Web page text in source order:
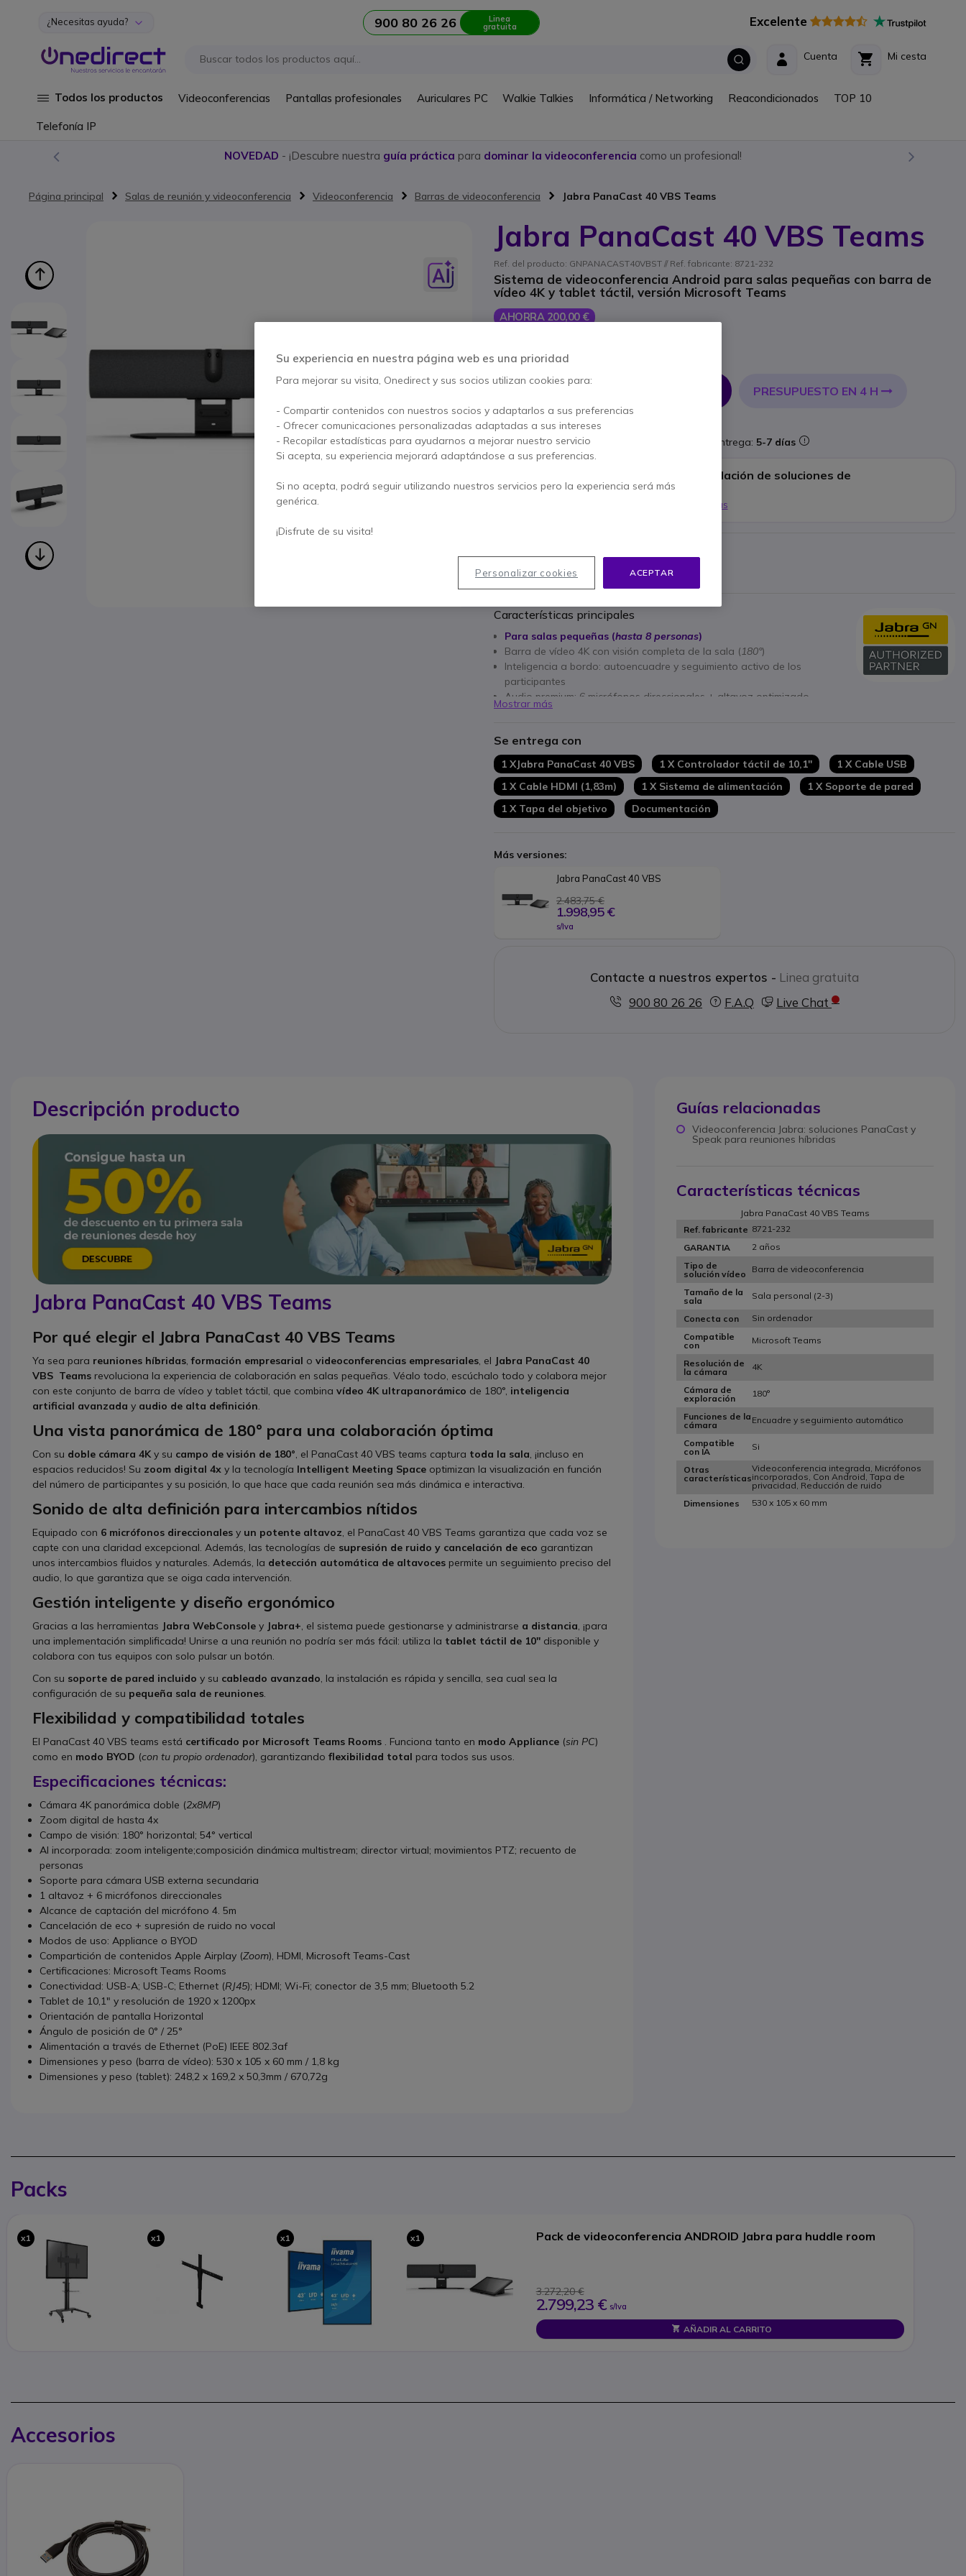
Ir al contenido
¿Necesitas ayuda? 900 80 26 26 Linea
gratuita Excelente
Mi cesta
Cuenta
Todos los productos Videoconferencias Pantallas profesionales Auriculares PC Walkie Talkies Informática / Networking Reacondicionados TOP 10
Telefonía IP
NOVEDAD - ¡Descubre nuestra guía práctica para dominar la videoconferencia como un profesional!
Página principal Salas de reunión y videoconferencia Videoconferencia Barras de videoconferencia Jabra PanaCast 40 VBS Teams
Jabra PanaCast 40 VBS Teams
Ref. del producto: GNPANACAST40VBST // Ref. fabricante: 8721-232
Sistema de videoconferencia Android para salas pequeñas con barra de
vídeo 4K y tablet táctil, versión Microsoft Teams
AHORRA 200,00 €
1999,95 €
Cantidad
PRESUPUESTO EN 4 H
No está disponible
3 productos en stock plataforma
Entrega: 5-7 días
Servicio de asistencia para la instalación de soluciones de
videoconferencia
Mostrar más
Paga en 3 pagos de
806,65 € Mostrar más
Características principales
Para salas pequeñas (hasta 8 personas)
Barra de vídeo 4K con visión completa de la sala (180°)
Inteligencia a bordo: autoencuadre y seguimiento activo de los
participantes
Audio premium: 6 micrófonos direccionales + altavoz optimizado
Aparato (autónomo
botón!
Conectividad completa: Wi-Fi, Bluetooth 5.2, Ethernet, USB-C, HDMI, ,..
Version Microsoft Teams
Mostrar más
Se entrega con
1 XJabra PanaCast 40 VBS 1 X Controlador táctil de 10,1''
1 X Cable USB
1 X Cable HDMI (1,83m)
1 X Sistema de alimentación
1 X Soporte de pared
1 X Tapa del objetivo
Documentación
Más versiones:
Jabra PanaCast 40 VBS
2.483,75 €
1.998,95 €
s/Iva
Contacte a nuestros expertos - Linea gratuita
900 80 26 26
F.A.Q Live Chat
Descripción producto
Jabra PanaCast 40 VBS Teams
Por qué elegir el Jabra PanaCast 40 VBS Teams
Ya sea para reuniones híbridas ,formación empresarial o videoconferencias empresariales , el Jabra PanaCast 40
VBS Teams revoluciona la experiencia de colaboración en salas pequeñas. Véalo todo, escúchalo todo y colabora mejor
con este conjunto de barra de vídeo y tablet táctil, que combina vídeo 4K ultrapanorámico de 180°, inteligencia
artificial avanzada y audio de alta definición
Una vista panorámica de 180° para una colaboración óptima
Con su doble cámara 4K y su campo de visión de 180° , el PanaCast 40 VBS teams captura toda la sala , ¡incluso en
espacios reducidos! Su zoom digital 4x y la tecnología Intelligent Meeting Space optimizan la visualización en función
del número de participantes y su posición, lo que hace que cada reunión sea más dinámica e interactiva.
Sonido de alta definición para intercambios nítidos
Equipado con 6 micrófonos direccionales y un potente altavoz , el PanaCast 40 VBS Teams garantiza que cada voz se
capte con una claridad excepcional. Además, las tecnologías de supresión de ruido y cancelación de eco garantizan
unos intercambios fluidos y naturales. Además, la detección automática de altavoces permite un seguimiento preciso del
audio, lo que garantiza que se oiga cada intervención.
Gestión inteligente y diseño ergonómico
Gracias a las herramientas Jabra WebConsole y Jabra+ , el sistema puede gestionarse y administrarse a distancia , ¡para
una implementación simplificada! Unirse a una reunión no podría ser más fácil: utiliza la tablet táctil de 10'' disponible y
colabora con tus equipos con solo pulsar un botón.
Con su soporte de pared incluido y su cableado avanzado , la instalación es rápida y sencilla, sea cual sea la
configuración de su pequeña sala de reuniones
Flexibilidad y compatibilidad totales
El PanaCast 40 VBS teams está certificado por Microsoft Teams Rooms . Funciona tanto en modo Appliance (sin PC)
como en modo BYOD (con tu propio ordenador), garantizando flexibilidad total para todos sus usos.
Especificaciones técnicas:
Cámara 4K panorámica doble (2x8MP)
Zoom digital de hasta 4x
Campo de visión: 180° horizontal; 54° vertical
AI incorporada: zoom inteligente;composición dinámica multistream; director virtual; movimientos PTZ; recuento de
personas
Soporte para cámara USB externa secundaria
1 altavoz + 6 micrófonos direccionales
Alcance de captación del micrófono 4. 5m
Cancelación de eco + supresión de ruido no vocal
Modos de uso: Appliance o BYOD
Compartición de contenidos Apple Airplay (Zoom), HDMI, Microsoft Teams-Cast
Certificaciones: Microsoft Teams Rooms
Conectividad: USB-A; USB-C; Ethernet (RJ45); HDMI; Wi-Fi; conector de 3,5 mm; Bluetooth 5.2
Tablet de 10,1″ y resolución de 1920 x 1200px
Orientación de pantalla Horizontal
Ángulo de posición de 0° / 25°
Alimentación a través de Ethernet (PoE) IEEE 802.3af
Dimensiones y peso (barra de vídeo): 530 x 105 x 60 mm / 1,8 kg
Dimensiones y peso (tablet): 248,2 x 169,2 x 50,3mm / 670,72g
Guías relacionadas
Videoconferencia Jabra: soluciones PanaCast y
Speak para reuniones híbridas
Características técnicas
Jabra PanaCast 40 VBS Teams
Ref. fabricante 8721-232
GARANTIA
2 años
Tipo de
solución vídeo
Barra de videoconferencia
Tamaño de la
sala
Sala personal (2-3)
Conecta con
Sin ordenador
Compatible
con
Microsoft Teams
Resolución de
la cámara
4K
Cámara de
exploración
180°
Funciones de la
cámara
Encuadre y seguimiento automático
Compatible
con IA
Si
Otras
características
Videoconferencia integrada, Micrófonos
incorporados, Con Android, Tapa de
privacidad, Reducción de ruido
Dimensiones
530 x 105 x 60 mm
Packs
x1 x1 x1 x1 Pack de videoconferencia ANDROID Jabra para huddle room
3.272,20 €
2.799,23 € s/Iva
AÑADIR AL CARRITO
Accesorios
Su experiencia en nuestra página web es una prioridad
Para mejorar su visita, Onedirect y sus socios utilizan cookies para:
- Compartir contenidos con nuestros socios y adaptarlos a sus preferencias
- Ofrecer comunicaciones personalizadas adaptadas a sus intereses
- Recopilar estadísticas para ayudarnos a mejorar nuestro servicio
Si acepta, su experiencia mejorará adaptándose a sus preferencias.
Si no acepta, podrá seguir utilizando nuestros servicios pero la experiencia será más
genérica.
¡Disfrute de su visita!
ACEPTAR
Personalizar cookies